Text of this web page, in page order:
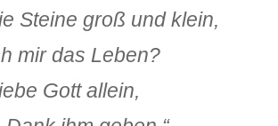
Steine groß und klein,
mir das Leben?
Gott allein,